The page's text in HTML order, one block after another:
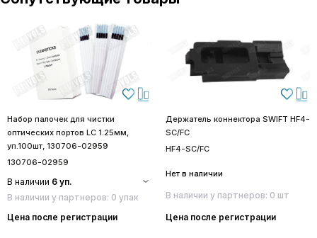
Набор палочек для чистки
оптических портов LC 1.25мм,
уп.100шт, 130706-02959
130706-02959
В наличии 6 уп.
В наличии у партнеров: 0 упак
Цена после регистрации
Держатель коннектора SWIFT HF4-
SC/FC
HF4-SC/FC
Нет в наличии
В наличии у партнеров: 0 шт
Цена после регистрации